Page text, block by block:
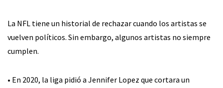
La NFL tiene un historial de rechazar cuando los artistas se
vuelven políticos. Sin embargo, algunos artistas no siempre
cumplen.
• En 2020, la liga pidió a Jennifer Lopez que cortara un